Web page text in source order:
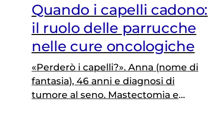
Quando i capelli cadono:
il ruolo delle parrucche
nelle cure oncologiche
«Perderò i capelli?». Anna (nome di
fantasia), 46 anni e diagnosi di
tumore al seno. Mastectomia e